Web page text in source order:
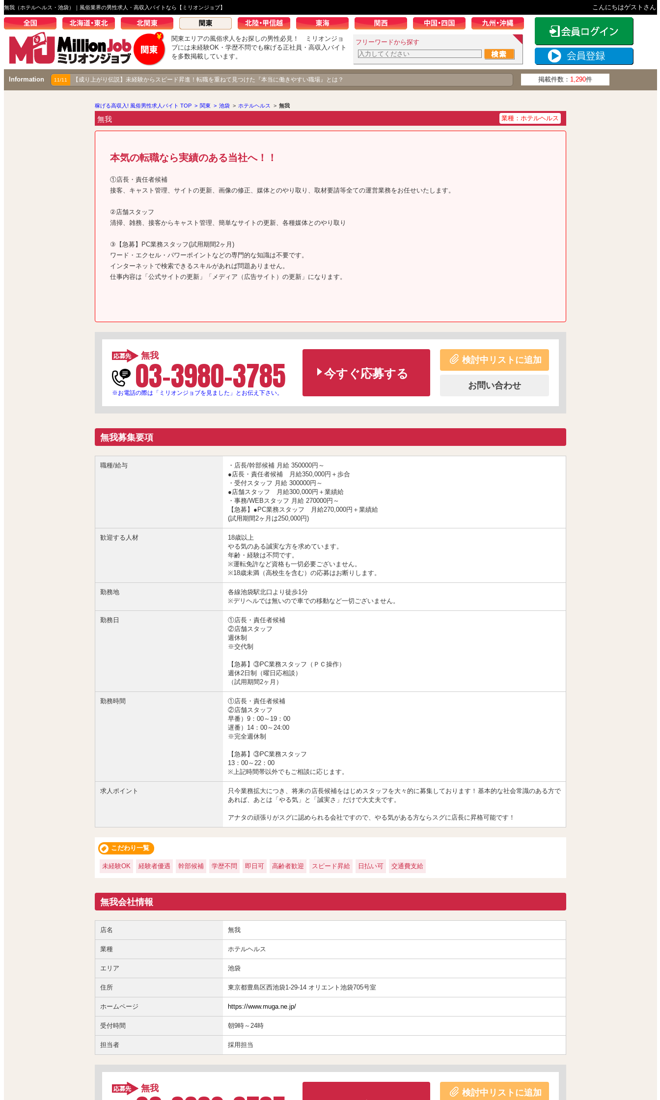
無我（ホテルヘルス・池袋）｜風俗業界の男性求人・高収入バイトなら【ミリオンジョブ】 こんにちはゲストさん
関東エリアの風俗求人をお探しの男性必見！ ミリオンジョ
ブには未経験OK・学歴不問でも稼げる正社員・高収入バイト
を多数掲載しています。
フリーワードから探す
Information 11/11 【成り上がり伝説】未経験からスピード昇進！転職を重ねて見つけた『本当に働きやすい職場』とは？ 掲載件数： 1,290件
稼げる高収入! 風俗男性求人バイト TOP > 関東 > 池袋 > ホテルヘルス > 無我
無我 業種：ホテルヘルス
本気の転職なら実績のある当社へ！！
①店長・責任者候補
接客、キャスト管理、サイトの更新、画像の修正、媒体とのやり取り、取材要請等全ての運営業務をお任せいたします。
②店舗スタッフ
清掃、雑務、接客からキャスト管理、簡単なサイトの更新、各種媒体とのやり取り
③【急募】PC業務スタッフ(試用期間2ヶ月)
ワード・エクセル・パワーポイントなどの専門的な知識は不要です。
インターネットで検索できるスキルがあれば問題ありません。
仕事内容は「公式サイトの更新」「メディア（広告サイト）の更新」になります。
無我
03-3980-3785
※お電話の際は「ミリオンジョブを見ました」とお伝え下さい。
今すぐ応募する
検討中リストに追加
お問い合わせ
無我募集要項
職種/給与
・店長/幹部候補 月給 350000円～
●店長・責任者候補 月給350,000円＋歩合
・受付スタッフ 月給 300000円～
●店舗スタッフ 月給300,000円＋業績給
・事務/WEBスタッフ 月給 270000円～
【急募】●PC業務スタッフ 月給270,000円＋業績給
(試用期間2ヶ月は250,000円)
歓迎する人材
18歳以上
やる気のある誠実な方を求めています。
年齢・経験は不問です。
※運転免許など資格も一切必要ございません。
※18歳未満（高校生を含む）の応募はお断りします。
勤務地
各線池袋駅北口より徒歩1分
※デリヘルでは無いので車での移動など一切ございません。
勤務日
①店長・責任者候補
②店舗スタッフ
週休制
※交代制
【急募】③PC業務スタッフ（ＰＣ操作）
週休2日制（曜日応相談）
（試用期間2ヶ月）
勤務時間
①店長・責任者候補
②店舗スタッフ
早番）9：00～19：00
遅番）14：00～24:00
※完全週休制
【急募】③PC業務スタッフ
13：00～22：00
※上記時間帯以外でもご相談に応じます。
求人ポイント
只今業務拡大につき、将来の店長候補をはじめスタッフを大々的に募集しております！基本的な社会常識のある方で
あれば、あとは「やる気」と「誠実さ」だけで大丈夫です。
アナタの頑張りがスグに認められる会社ですので、やる気がある方ならスグに店長に昇格可能です！
こだわり一覧
未経験OK 経験者優遇 幹部候補 学歴不問 即日可 高齢者歓迎 スピード昇給 日払い可 交通費支給
無我会社情報
店名 無我
業種 ホテルヘルス
エリア 池袋
住所 東京都豊島区西池袋1-29-14 オリエント池袋705号室
ホームページ https://www.muga.ne.jp/
受付時間 朝9時～24時
担当者 採用担当
無我 検討中リストに追加